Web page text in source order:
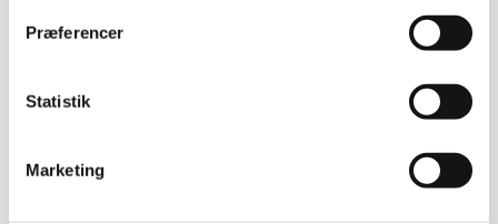
Præferencer
Statistik
Marketing